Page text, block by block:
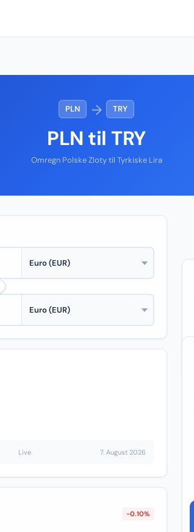
PLN → TRY
PLN til TRY
Omregn Polske Zloty til Tyrkiske Lira
Live 7. August 2026
-0.10%